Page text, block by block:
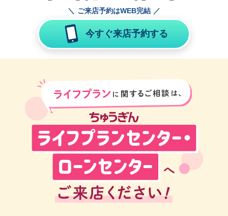
ご来店予約はWEB完結
今すぐ来店予約する